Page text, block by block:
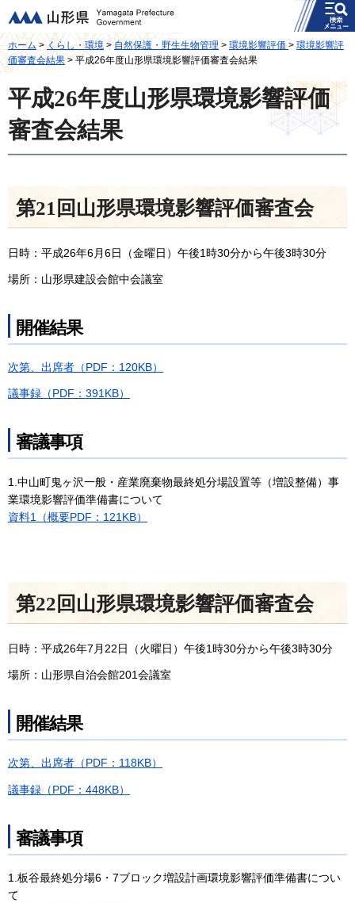
山形県
メニュー
ホーム>くらし・環境 >自然保護・野生生物管理 > 環境影響評価 > 環境影響評
価審査会結果> 平成26年度山形県環境影響評価審査会結果
平成26年度山形県環境影響評価
審査会結果
第21回山形県環境影響評価審査会
日時：平成26年6月6日（金曜日）午後1時30分から午後3時30分
場所：山形県建設会館中会議室
開催結果
次第、出席者（PDF：120KB）
議事録（PDF：391KB）
審議事項
1.中山町鬼ヶ沢一般・産業廃棄物最終処分場設置等（増設整備）事
業環境影響評価準備書について
資料1（概要PDF：121KB）
第22回山形県環境影響評価審査会
日時：平成26年7月22日（火曜日）午後1時30分から午後3時30分
場所：山形県自治会館201会議室
開催結果
次第、出席者（PDF：118KB）
議事録（PDF：448KB）
審議事項
1.板谷最終処分場6・7ブロック増設計画環境影響評価準備書につい
て